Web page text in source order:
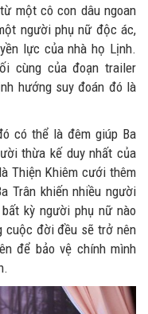
một cô con dâu ngoan
người phụ nữ độc ác,
lực của nhà họ Lịnh.
cùng của đoạn trailer
hướng suy đoán đó là
có thể là đêm giúp Ba
thừa kế duy nhất của
Thiện Khiêm cưới thêm
Trân khiến nhiều người
kỳ người phụ nữ nào
cuộc đời đều sẽ trở nên
để bảo vệ chính mình